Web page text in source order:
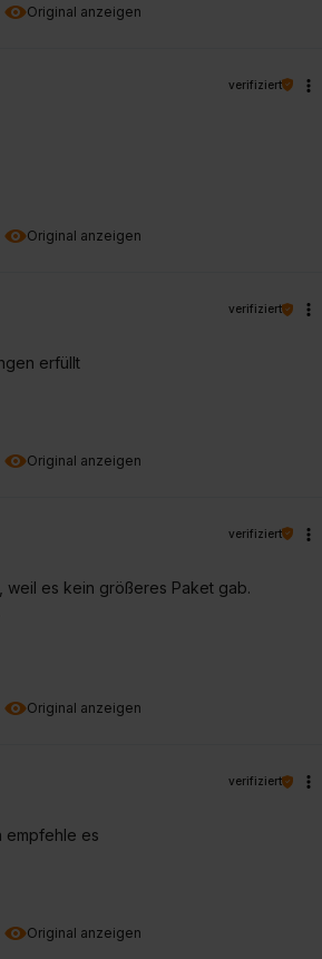
Original anzeigen
Original anzeigen
verifiziert
Original anzeigen
verifiziert
erfüllt
Original anzeigen
verifiziert
weil es kein größeres Paket gab.
Original anzeigen
verifiziert
empfehle es